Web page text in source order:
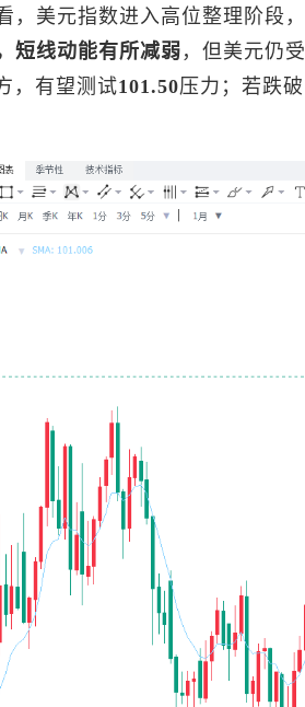
， 美元指数进入高位整理阶段
短线动能有所减弱 ，但美元仍
，有望测试101.50压力；若跌破